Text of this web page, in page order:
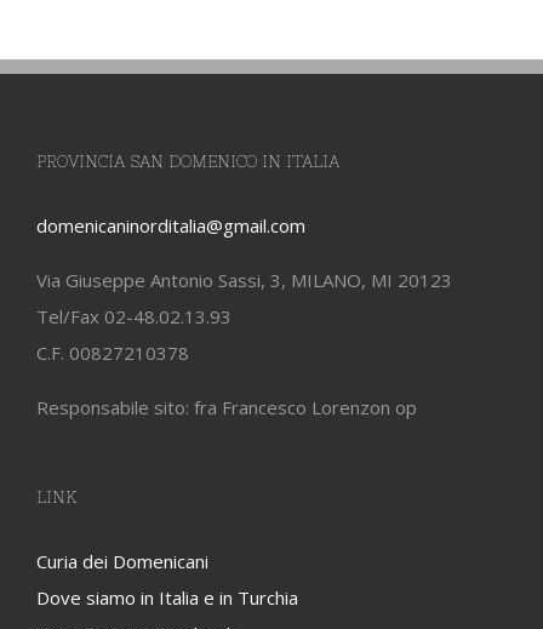
PROVINCIA SAN DOMENICO IN ITALIA
domenicaninorditalia@gmail.com
Via Giuseppe Antonio Sassi, 3, MILANO, MI 20123
Tel/Fax 02-48.02.13.93
C.F. 00827210378
Responsabile sito: fra Francesco Lorenzon op
LINK
Curia dei Domenicani
Dove siamo in Italia e in Turchia